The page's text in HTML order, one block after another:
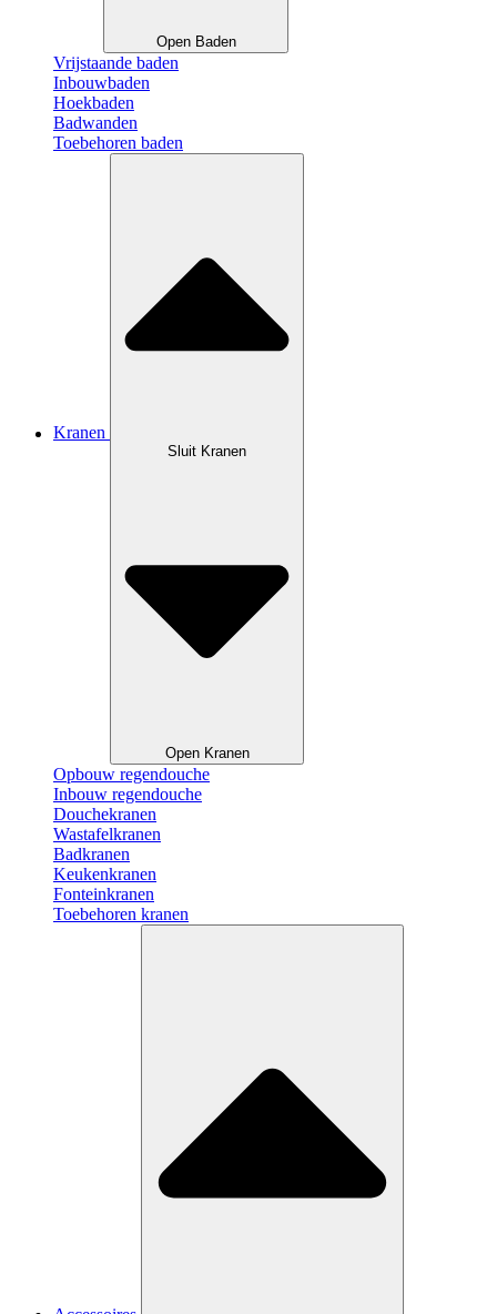
Open Baden
Vrijstaande baden
Inbouwbaden
Hoekbaden
Badwanden
Toebehoren baden
Kranen
Sluit Kranen
Open Kranen
Opbouw regendouche
Inbouw regendouche
Douchekranen
Wastafelkranen
Badkranen
Keukenkranen
Fonteinkranen
Toebehoren kranen